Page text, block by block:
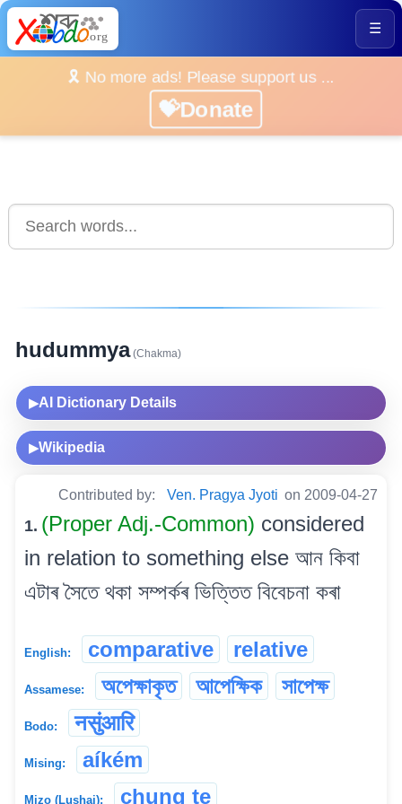
☰
🎗️ No more ads! Please support us ...
💝Donate
hudummya(Chakma)
▶AI Dictionary Details
▶Wikipedia
Contributed by: Ven. Pragya Jyoti on 2009-04-27
1. (Proper Adj.-Common) considered
in relation to something else আন কিবা
এটাৰ সৈতে থকা সম্পৰ্কৰ ভিত্তিত বিবেচনা কৰা
English: comparative relative
Assamese: অপেক্ষাকৃত আপেক্ষিক সাপেক্ষ
Bodo: नसुंआरि
Mising: aíkém
Mizo (Lushai): chung te